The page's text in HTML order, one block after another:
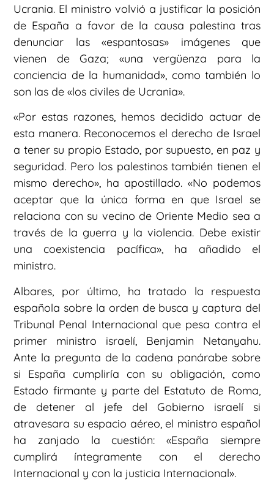
Ucrania. El ministro volvió a justificar la posición
de España a favor de la causa palestina tras
denunciar las «espantosas» imágenes que
vienen de Gaza; «una vergüenza para la
conciencia de la humanidad», como también lo
son las de «los civiles de Ucrania».
«Por estas razones, hemos decidido actuar de
esta manera. Reconocemos el derecho de Israel
a tener su propio Estado, por supuesto, en paz y
seguridad. Pero los palestinos también tienen el
mismo derecho», ha apostillado. «No podemos
aceptar que la única forma en que Israel se
relaciona con su vecino de Oriente Medio sea a
través de la guerra y la violencia. Debe existir
una coexistencia pacífica», ha añadido el
ministro.
Albares, por último, ha tratado la respuesta
española sobre la orden de busca y captura del
Tribunal Penal Internacional que pesa contra el
primer ministro israelí, Benjamin Netanyahu.
Ante la pregunta de la cadena panárabe sobre
si España cumpliría con su obligación, como
Estado firmante y parte del Estatuto de Roma,
de detener al jefe del Gobierno israelí si
atravesara su espacio aéreo, el ministro español
ha zanjado la cuestión: «España siempre
cumplirá íntegramente con el derecho
Internacional y con la justicia Internacional».